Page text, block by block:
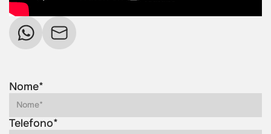
Nome*
Telefono*